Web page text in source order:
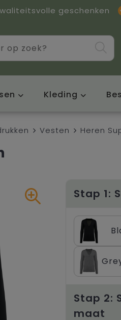
geschenken
Kleding
Vesten Heren
Stap 1:
Stap 2:
maat